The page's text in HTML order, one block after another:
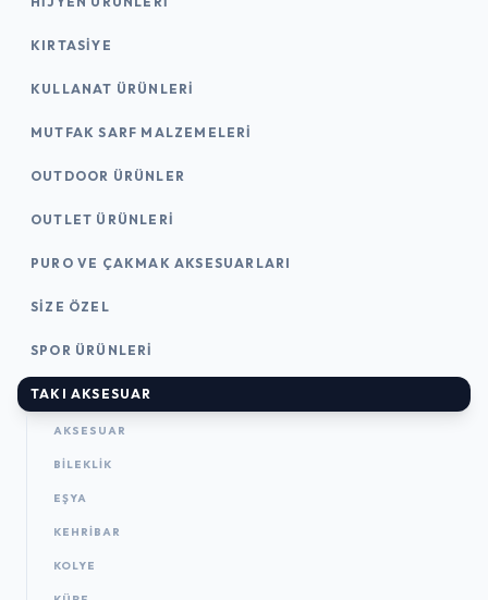
KIRTASİYE
KULLANAT ÜRÜNLERI
MUTFAK SARF MALZEMELERI
OUTDOOR ÜRÜNLER
OUTLET ÜRÜNLERI
PURO VE ÇAKMAK AKSESUARLARI
SIZE ÖZEL
SPOR ÜRÜNLERI
TAKI AKSESUAR
AKSESUAR
BILEKLIK
EŞYA
KEHRIBAR
KOLYE